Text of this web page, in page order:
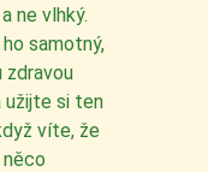
ne vlhký.
samotný,
zdravou
užijte si ten
víte, že